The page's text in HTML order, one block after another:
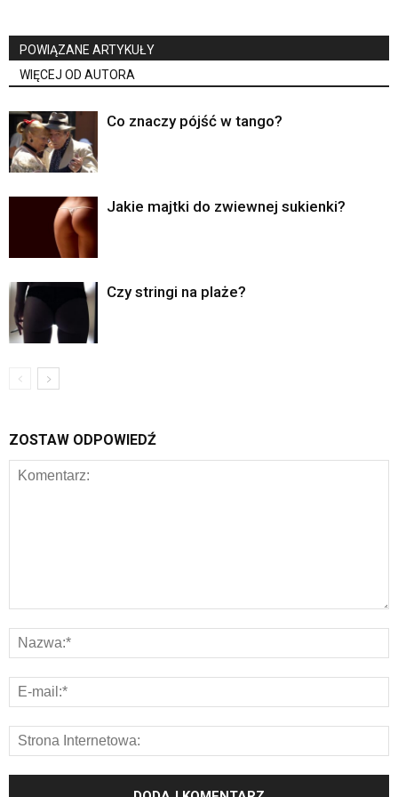
POWIĄZANE ARTYKUŁY
WIĘCEJ OD AUTORA
Co znaczy pójść w tango?
Jakie majtki do zwiewnej sukienki?
Czy stringi na plaże?
ZOSTAW ODPOWIEDŹ